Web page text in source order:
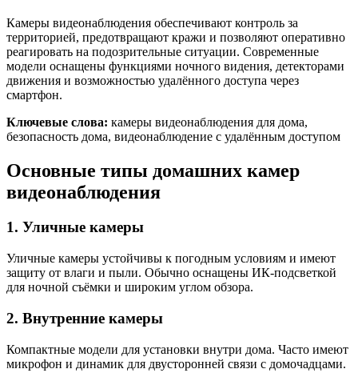
Камеры видеонаблюдения обеспечивают контроль за
территорией, предотвращают кражи и позволяют оперативно
реагировать на подозрительные ситуации. Современные
модели оснащены функциями ночного видения, детекторами
движения и возможностью удалённого доступа через
смартфон.
Ключевые слова: камеры видеонаблюдения для дома,
безопасность дома, видеонаблюдение с удалённым доступом
Основные типы домашних камер
видеонаблюдения
1. Уличные камеры
Уличные камеры устойчивы к погодным условиям и имеют
защиту от влаги и пыли. Обычно оснащены ИК-подсветкой
для ночной съёмки и широким углом обзора.
2. Внутренние камеры
Компактные модели для установки внутри дома. Часто имеют
микрофон и динамик для двусторонней связи с домочадцами.